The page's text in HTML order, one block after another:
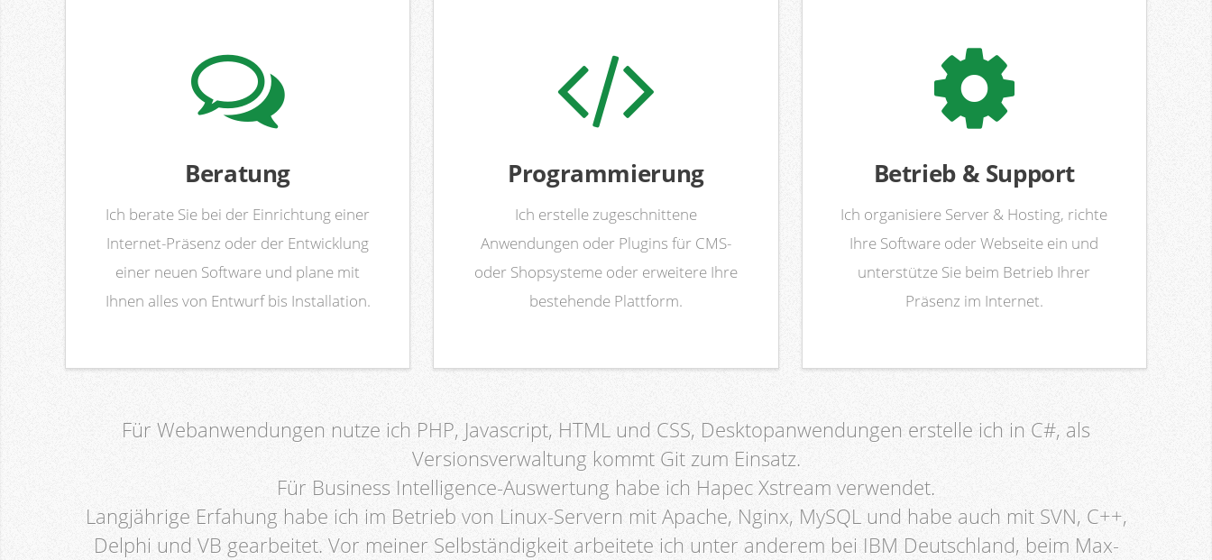
Beratung
Ich berate Sie bei der Einrichtung einer
Internet-Präsenz oder der Entwicklung
einer neuen Software und plane mit
Ihnen alles von Entwurf bis Installation.
Programmierung
Ich erstelle zugeschnittene
Anwendungen oder Plugins für CMS-
oder Shopsysteme oder erweitere Ihre
bestehende Plattform.
Betrieb & Support
Ich organisiere Server & Hosting, richte
Ihre Software oder Webseite ein und
unterstütze Sie beim Betrieb Ihrer
Präsenz im Internet.
Für Webanwendungen nutze ich PHP, Javascript, HTML und CSS, Desktopanwendungen erstelle ich in C#, als
Versionsverwaltung kommt Git zum Einsatz.
Für Business Intelligence-Auswertung habe ich Hapec Xstream verwendet.
Langjährige Erfahung habe ich im Betrieb von Linux-Servern mit Apache, Nginx, MySQL und habe auch mit SVN, C++,
Delphi und VB gearbeitet. Vor meiner Selbständigkeit arbeitete ich unter anderem bei IBM Deutschland, beim Max-